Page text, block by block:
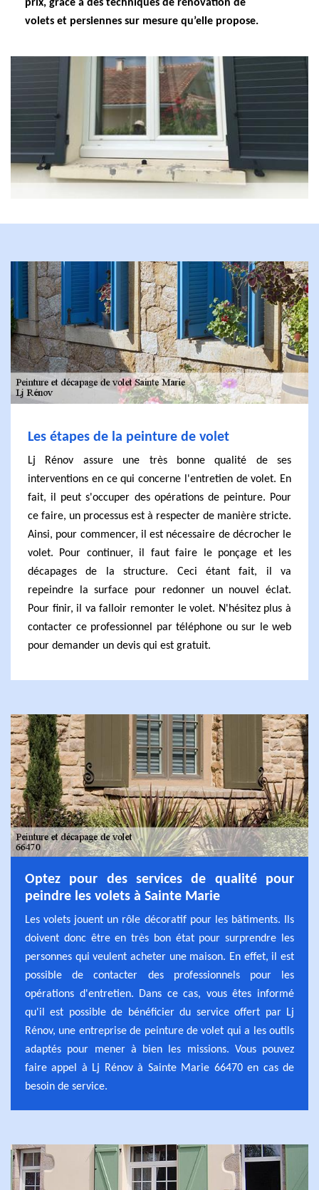
prix, grâce à des techniques de rénovation de
volets et persiennes sur mesure qu’elle propose.
Les étapes de la peinture de volet
Lj Rénov assure une très bonne qualité de ses
interventions en ce qui concerne l'entretien de volet. En
fait, il peut s'occuper des opérations de peinture. Pour
ce faire, un processus est à respecter de manière stricte.
Ainsi, pour commencer, il est nécessaire de décrocher le
volet. Pour continuer, il faut faire le ponçage et les
décapages de la structure. Ceci étant fait, il va
repeindre la surface pour redonner un nouvel éclat.
Pour finir, il va falloir remonter le volet. N'hésitez plus à
contacter ce professionnel par téléphone ou sur le web
pour demander un devis qui est gratuit.
Optez pour des services de qualité pour
peindre les volets à Sainte Marie
Les volets jouent un rôle décoratif pour les bâtiments. Ils
doivent donc être en très bon état pour surprendre les
personnes qui veulent acheter une maison. En effet, il est
possible de contacter des professionnels pour les
opérations d'entretien. Dans ce cas, vous êtes informé
qu'il est possible de bénéficier du service offert par Lj
Rénov, une entreprise de peinture de volet qui a les outils
adaptés pour mener à bien les missions. Vous pouvez
faire appel à Lj Rénov à Sainte Marie 66470 en cas de
besoin de service.